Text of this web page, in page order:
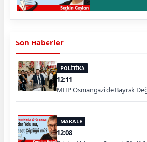
Son Haberler
POLİTİKA
12:11
MHP Osmangazi'de Bayrak
MAKALE
12:08